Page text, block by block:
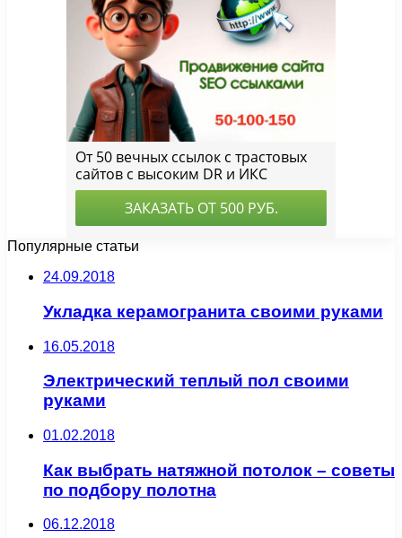
Популярные статьи
24.09.2018
Укладка керамогранита своими руками
16.05.2018
Электрический теплый пол своими
руками
01.02.2018
Как выбрать натяжной потолок – советы
по подбору полотна
06.12.2018